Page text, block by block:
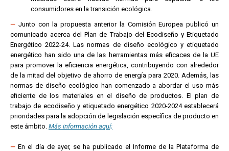
consumidores en la transición ecológica.
— Junto con la propuesta anterior la Comisión Europea publicó un
comunicado acerca del Plan de Trabajo del Ecodiseño y Etiquetado
Energético 2022-24.Las normas de diseño ecológico y etiquetado
energético han sido una de las herramientas más eficaces de la UE
para promover la eficiencia energética, contribuyendo con alrededor
de la mitad del objetivo de ahorro de energía para 2020. Además, las
normas de diseño ecológico han comenzado a abordar el uso más
eficiente de los materiales en el diseño de productos. El plan de
trabajo de ecodiseño y etiquetado energético 2020-2024 establecerá
prioridades para la adopción de legislación específica de producto en
este ámbito. Más información aquí;
— En el día de ayer, se ha publicado el Informe de la Plataforma de